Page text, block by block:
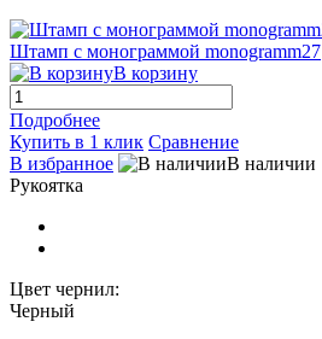
Штамп с монограммой monogramm27
В корзину
Подробнее
Купить в 1 клик Сравнение
В избранное
В наличии
Рукоятка
Цвет чернил:
Черный